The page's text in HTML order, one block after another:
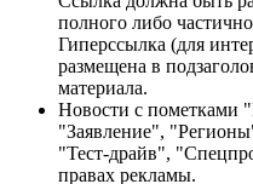
полного либо
Гиперссылка (для
размещена в
материала.
Новости с пометками
"Заявление",
"Тест-драйв",
правах рекламы.